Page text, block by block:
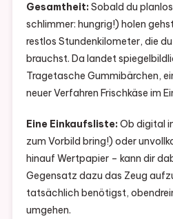
Gesamtheit: Sobald du
schlimmer: hungrig!) holen
restlos Stundenkilometer, die
brauchst. Da landet
Tragetasche Gummibärchen,
neuer Verfahren Frischkäse im
Eine Einkaufsliste: Ob digital
zum Vorbild bring!) oder
hinauf Wertpapier – kann dir
Gegensatz dazu das Zeug
tatsächlich benötigst,
umgehen.